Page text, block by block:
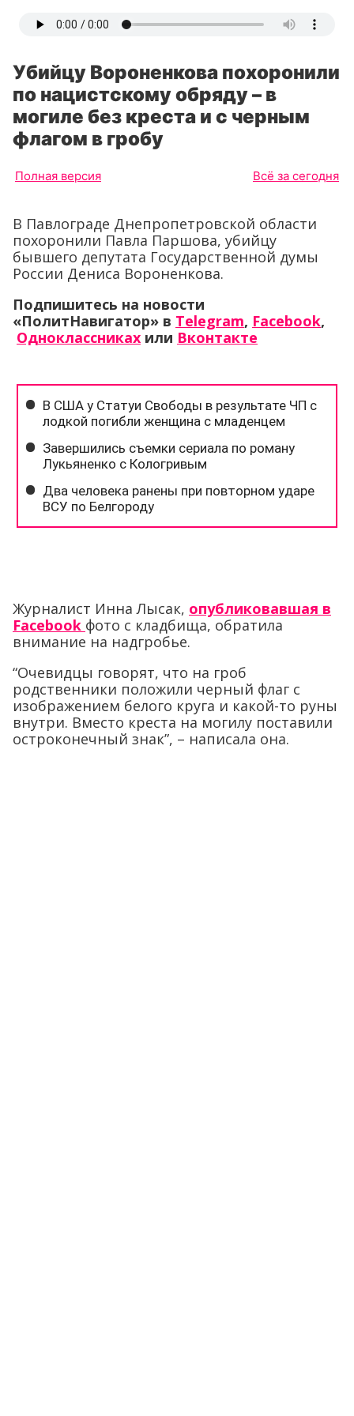
Убийцу Вороненкова похоронили
по нацистскому обряду – в
могиле без креста и с черным
флагом в гробу
Полная версия Всё за сегодня
В Павлограде Днепропетровской области
похоронили Павла Паршова, убийцу
бывшего депутата Государственной думы
России Дениса Вороненкова.
Подпишитесь на новости
«ПолитНавигатор» в Telegram, Facebook,
Одноклассниках или Вконтакте
Журналист Инна Лысак, опубликовавшая в
Facebook фото с кладбища, обратила
внимание на надгробье.
“Очевидцы говорят, что на гроб
родственники положили черный флаг с
изображением белого круга и какой-то руны
внутри. Вместо креста на могилу поставили
остроконечный знак”, – написала она.